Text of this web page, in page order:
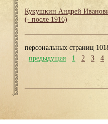
Кукушкин Андрей
(- после 1916)
персональных страниц
предыдущая
1 2 3 4